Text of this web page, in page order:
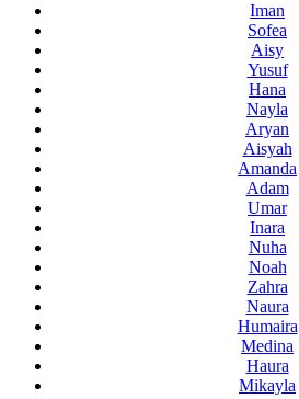
Iman
Sofea
Aisy
Yusuf
Hana
Nayla
Aryan
Aisyah
Amanda
Adam
Umar
Inara
Nuha
Noah
Zahra
Naura
Humaira
Medina
Haura
Mikayla